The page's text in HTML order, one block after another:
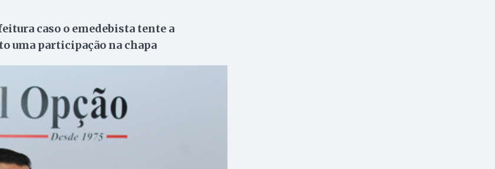
caso o emedebista tente a
uma participação na chapa